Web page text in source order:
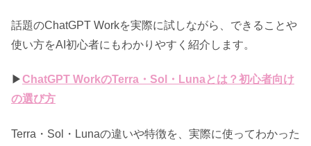
話題のChatGPT Workを実際に試しながら、できることや
使い方をAI初心者にもわかりやすく紹介します。
▶ChatGPT WorkのTerra・Sol・Lunaとは？初心者向け
の選び方
Terra・Sol・Lunaの違いや特徴を、実際に使ってわかった